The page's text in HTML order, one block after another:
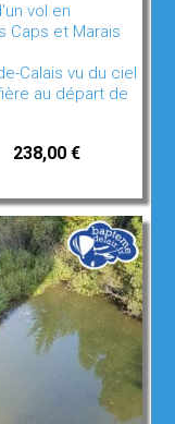
vol en
Caps et Marais
Calais vu du ciel
au départ de
238,00 €